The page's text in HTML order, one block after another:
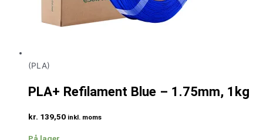
(PLA)
PLA+ Refilament Blue – 1.75mm, 1kg
kr. 139,50 inkl. moms